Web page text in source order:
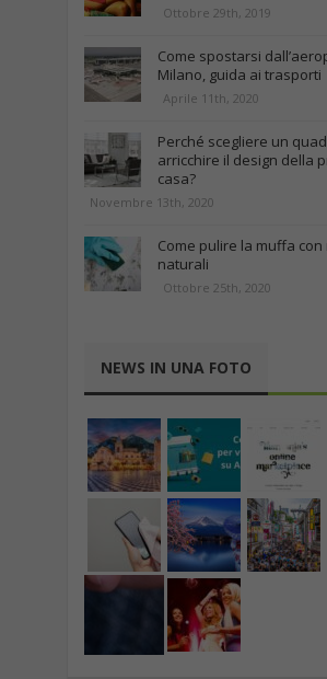
Ottobre 29th, 2019
Come spostarsi
Milano, guida ai trasporti
Aprile 11th, 2020
Perché scegliere un
arricchire il design della
casa?
Novembre 13th, 2020
Come pulire la muffa con
naturali
Ottobre 25th, 2020
NEWS IN UNA FOTO